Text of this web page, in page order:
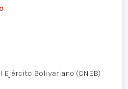
Ejército Bolivariano (CNEB)